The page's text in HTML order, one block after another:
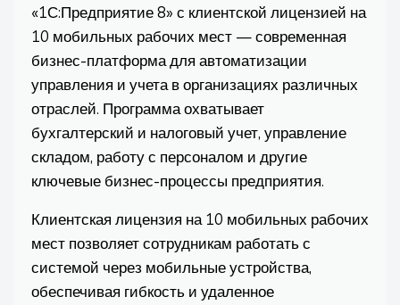
«1С:Предприятие 8» с клиентской лицензией на
10 мобильных рабочих мест — современная
бизнес-платформа для автоматизации
управления и учета в организациях различных
отраслей. Программа охватывает
бухгалтерский и налоговый учет, управление
складом, работу с персоналом и другие
ключевые бизнес-процессы предприятия.
Клиентская лицензия на 10 мобильных рабочих
мест позволяет сотрудникам работать с
системой через мобильные устройства,
обеспечивая гибкость и удаленное